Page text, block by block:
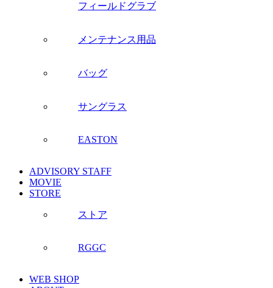
フィールドグラブ
メンテナンス用品
バッグ
サングラス
EASTON
ADVISORY STAFF
MOVIE
STORE
ストア
RGGC
WEB SHOP